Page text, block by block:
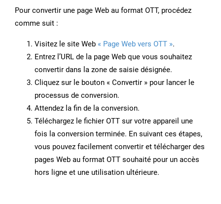
Pour convertir une page Web au format OTT, procédez
comme suit :
Visitez le site Web « Page Web vers OTT ».
Entrez l’URL de la page Web que vous souhaitez
convertir dans la zone de saisie désignée.
Cliquez sur le bouton « Convertir » pour lancer le
processus de conversion.
Attendez la fin de la conversion.
Téléchargez le fichier OTT sur votre appareil une
fois la conversion terminée. En suivant ces étapes,
vous pouvez facilement convertir et télécharger des
pages Web au format OTT souhaité pour un accès
hors ligne et une utilisation ultérieure.